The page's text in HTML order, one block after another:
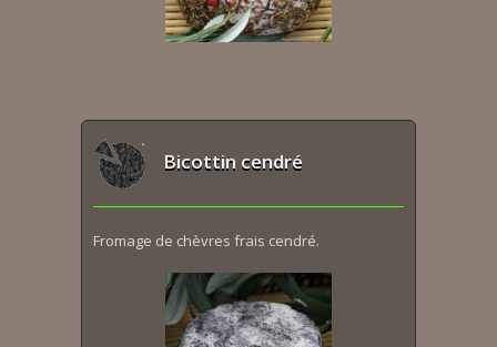
Bicottin cendré
Fromage de chèvres frais cendré.